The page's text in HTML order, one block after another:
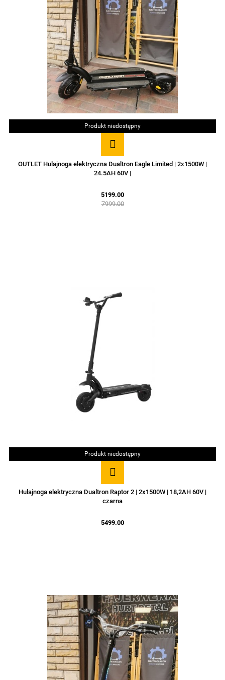
Produkt niedostępny
OUTLET Hulajnoga elektryczna Dualtron Eagle Limited | 2x1500W |
24.5AH 60V |
5199.00
7999.00
Produkt niedostępny
Hulajnoga elektryczna Dualtron Raptor 2 | 2x1500W | 18,2AH 60V |
czarna
5499.00